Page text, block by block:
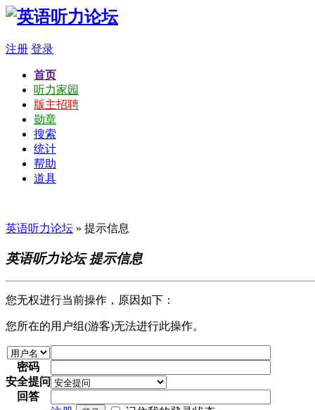
注册 登录
首页
听力家园
版主招聘
勋章
搜索
统计
帮助
道具
英语听力论坛 » 提示信息
英语听力论坛 提示信息
您无权进行当前操作，原因如下：
您所在的用户组(游客)无法进行此操作。
密码
安全提问
回答